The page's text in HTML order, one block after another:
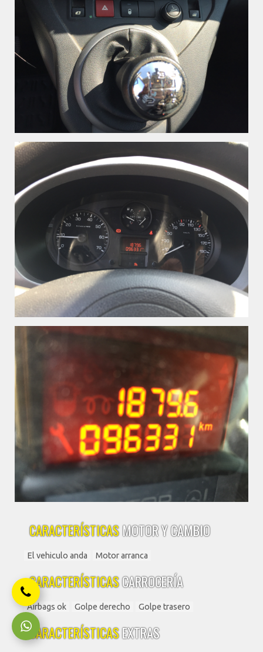
CARACTERÍSTICASMOTOR Y CAMBIO
El vehiculo anda Motor arranca
CARACTERÍSTICASCARROCERÍA
Airbags ok Golpe derecho Golpe trasero
CARACTERÍSTICASEXTRAS